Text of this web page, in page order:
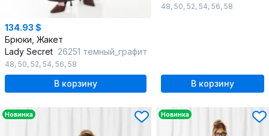
134.93 $
Брюки, Жакет
Lady Secret 26251 темный_графит
48, 50, 52, 54, 56, 58
В корзину
48, 50, 52, 54, 56, 58
В корзину
Новинка Новинка